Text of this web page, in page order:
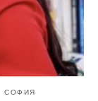
СОФИЯ